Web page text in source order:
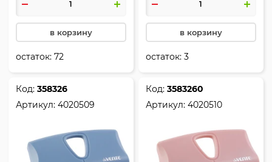
в корзину
остаток:72
в корзину
остаток:3
Код:358326
Артикул:4020509
Код:3583260
Артикул:4020510